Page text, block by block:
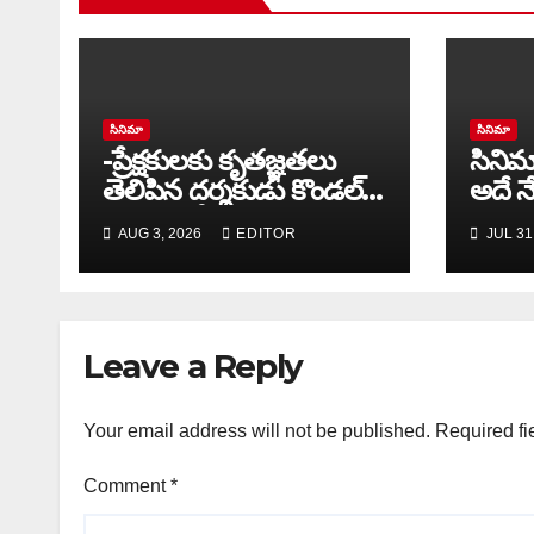
సినిమా
-ప్రేక్షకులకు కృతజ్ఞతలు
తెలిపిన దర్శకుడు కొండల్,
నిర్మాత గోవిందు కాండ్రేగుల
AUG 3, 2026 EDITOR
సినిమా
సినిమా
అదే
JUL
Leave a Reply
Your email address will not be published. Required
Comment*